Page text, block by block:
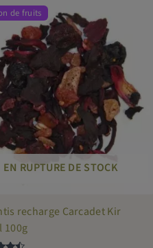
EN RUPTURE DE STOCK
de fruits
recharge Carcadet Kir
100g